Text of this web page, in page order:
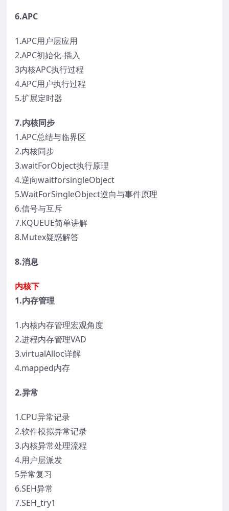
6.APC
1.APC用户层应用
2.APC初始化-插入
3内核APC执行过程
4.APC用户执行过程
5.扩展定时器
7.内核同步
1.APC总结与临界区
2.内核同步
3.waitForObject执行原理
4.逆向waitforsingleObject
5.WaitForSingleObject逆向与事件原理
6.信号与互斥
7.KQUEUE简单讲解
8.Mutex疑惑解答
8.消息
内核下
1.内存管理
1.内核内存管理宏观角度
2.进程内存管理VAD
3.virtualAlloc详解
4.mapped内存
2.异常
1.CPU异常记录
2.软件模拟异常记录
3.内核异常处理流程
4.用户层派发
5异常复习
6.SEH异常
7.SEH_try1